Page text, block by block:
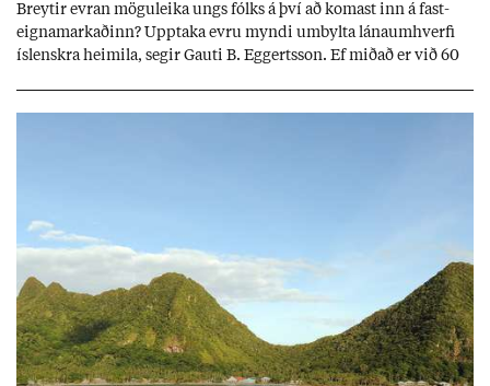
Breyt­ir evr­an mögu­leika ungs fólks á því að kom­ast inn á fast­
eigna­mark­að­inn? Upp­taka evru myndi um­bylta lánaum­hverfi
ís­lenskra heim­ila, seg­ir Gauti B. Eggerts­son. Ef mið­að er við 60